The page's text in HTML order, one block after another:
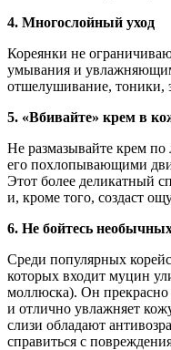
4. Многослойный уход
Кореянки не
умывания и
отшелушивание, тоники,
5. «Вбивайте» крем в
Не размазывайте крем по
его похлопывающими
Этот более деликатный
и, кроме того, создаст
6. Не бойтесь
Среди популярных
которых входит муцин
моллюска). Он
и отлично увлажняет
слизи обладают
справиться с